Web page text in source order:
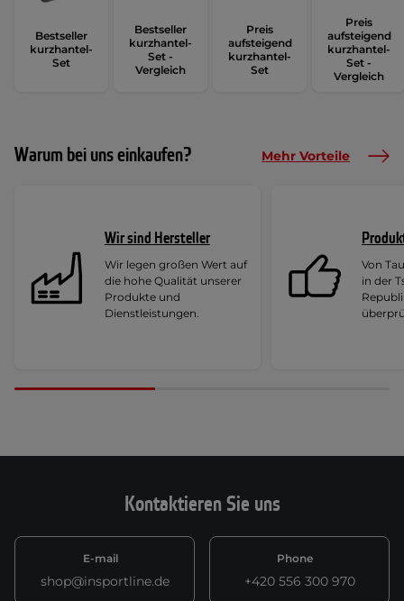
Bestseller
kurzhantel-
Set
Bestseller
kurzhantel-
Set -
Vergleich
Preis
aufsteigend
kurzhantel-
Set
Preis
aufsteigend
kurzhantel-
Set -
Vergleich
Warum bei uns einkaufen? Mehr Vorteile
Wir sind Hersteller
Wir legen großen Wert auf
die hohe Qualität unserer
Produkte und
Dienstleistungen.
Von
in der
Kontaktieren Sie uns
E-mail
shop@insportline.de
Phone
+420 556 300 970